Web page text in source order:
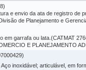
e envio da ata de registro de
de Planejamento e
em garrafa ou lata.(CATMAT
E PLANEJAMENTO
inoxidável; articulável, em